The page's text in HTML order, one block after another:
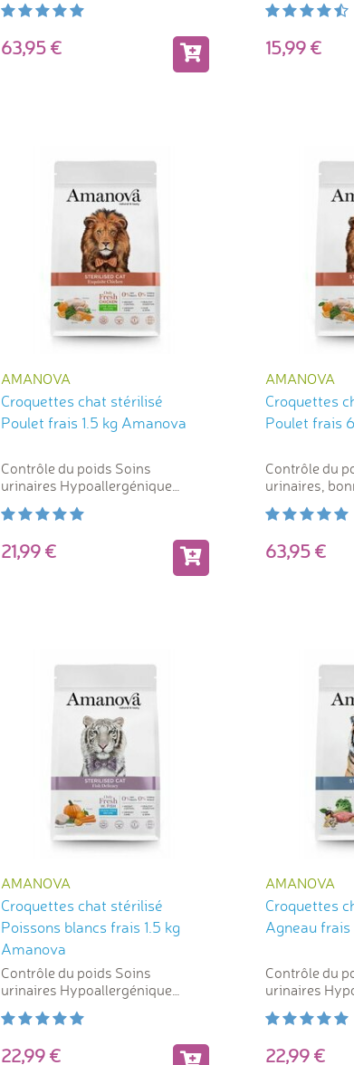
63,95 15,99
AMANOVA
Croquettes chat stérilisé
Poulet frais 1.5 kg Amanova
Contrôle du poids Soins
urinaires Hypoallergénique
Digestion
21,99
AMANOVA
Croquettes
Poulet frais
Contrôle du
urinaires,
de farine de
63,95
AMANOVA
Croquettes chat stérilisé
Poissons blancs frais 1.5 kg
Amanova
Contrôle du poids Soins
urinaires Hypoallergénique
22,99
AMANOVA
Croquettes
Agneau frais
Contrôle du
urinaires
22,99